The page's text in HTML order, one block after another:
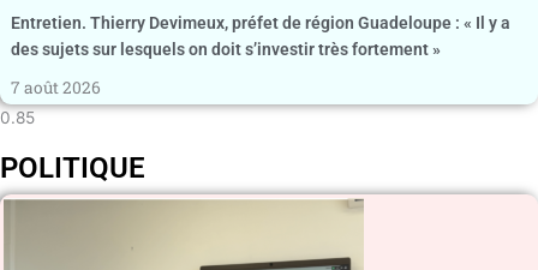
Entretien. Thierry Devimeux, préfet de région Guadeloupe : « Il y a
des sujets sur lesquels on doit s’investir très fortement »
7 août 2026
POLITIQUE